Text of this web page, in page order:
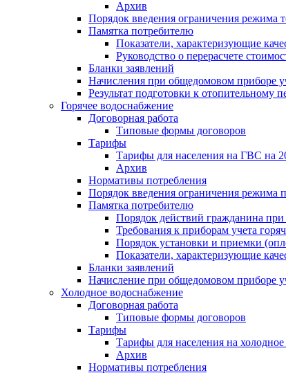
Архив
Порядок введения ограничения режима
Памятка потребителю
Показатели, характеризующие
Руководство о перерасчете
Бланки заявлений
Начисления при общедомовом приборе
Результат подготовки к отопительному
Горячее водоснабжение
Договорная работа
Типовые формы договоров
Тарифы
Тарифы для населения на ГВС на
Архив
Нормативы потребления
Порядок введения ограничения режима
Памятка потребителю
Порядок действий гражданина
Требования к приборам учета
Порядок установки и приемки
Показатели, характеризующие
Бланки заявлений
Начисление при общедомовом приборе
Холодное водоснабжение
Договорная работа
Типовые формы договоров
Тарифы
Тарифы для населения на
Архив
Нормативы потребления